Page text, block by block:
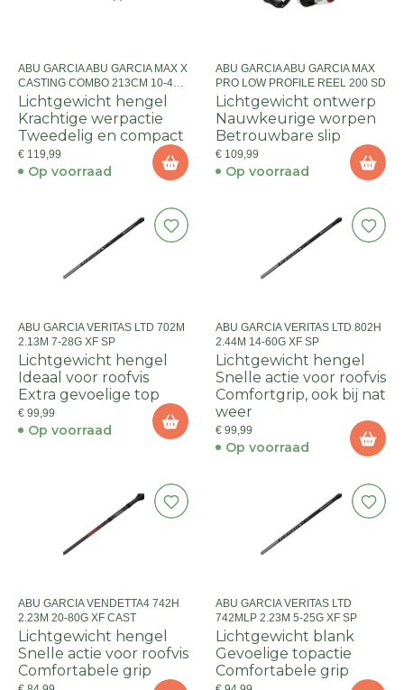
ABU GARCIA ABU GARCIA MAX X
CASTING COMBO 213CM 10-45G
2SEC
Lichtgewicht hengel
Krachtige werpactie
Tweedelig en compact
€ 119,99
Op voorraad
ABU GARCIA ABU GARCIA MAX
PRO LOW PROFILE REEL 200 SD
Lichtgewicht ontwerp
Nauwkeurige worpen
Betrouwbare slip
€ 109,99
Op voorraad
ABU GARCIA VERITAS LTD 702M
2.13M 7-28G XF SP
Lichtgewicht hengel
Ideaal voor roofvis
Extra gevoelige top
€ 99,99
Op voorraad
ABU GARCIA VERITAS LTD 802H
2.44M 14-60G XF SP
Lichtgewicht hengel
Snelle actie voor roofvis
Comfortgrip, ook bij nat
weer
€ 99,99
Op voorraad
ABU GARCIA VENDETTA4 742H
2.23M 20-80G XF CAST
Lichtgewicht hengel
Snelle actie voor roofvis
Comfortabele grip
ABU GARCIA VERITAS LTD
742MLP 2.23M 5-25G XF SP
Lichtgewicht blank
Gevoelige topactie
Comfortabele grip